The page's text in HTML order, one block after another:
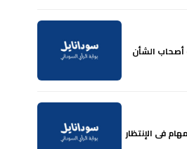
أصحاب الشأن
فى الإنتظار